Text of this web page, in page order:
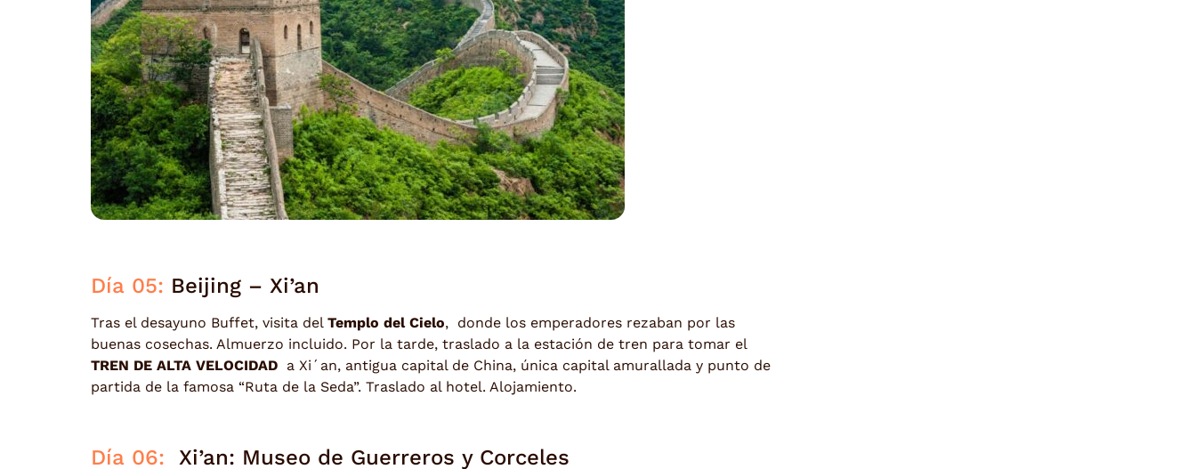
Día 05: Beijing – Xi’an
Tras el desayuno Buffet, visita del Templo del Cielo, donde los emperadores rezaban por las
buenas cosechas. Almuerzo incluido. Por la tarde, traslado a la estación de tren para tomar el
TREN DE ALTA VELOCIDAD a Xi´an, antigua capital de China, única capital amurallada y punto de
partida de la famosa “Ruta de la Seda”. Traslado al hotel. Alojamiento.
Día 06: Xi’an: Museo de Guerreros y Corceles